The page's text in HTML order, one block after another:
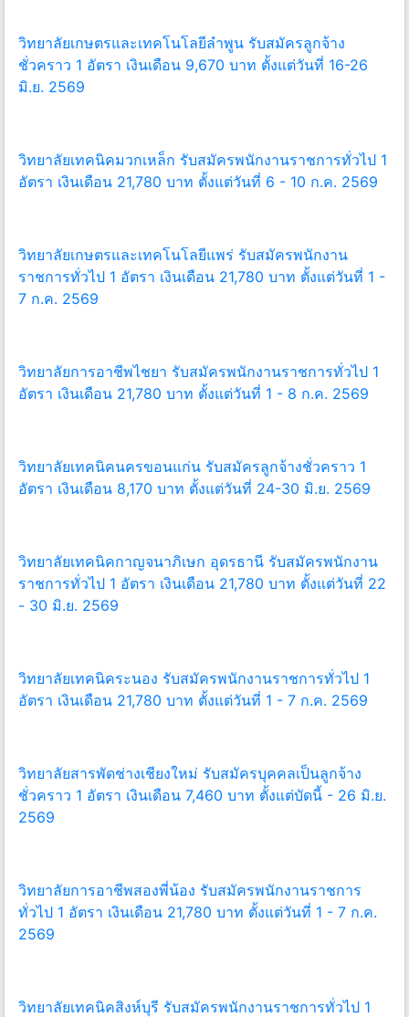
วิทยาลัยเกษตรและเทคโนโลยีลำพูน รับสมัครลูกจ้าง
ชั่วคราว 1 อัตรา เงินเดือน 9,670 บาท ตั้งแต่วันที่ 16-26
มิ.ย. 2569
วิทยาลัยเทคนิคมวกเหล็ก รับสมัครพนักงานราชการทั่วไป 1
อัตรา เงินเดือน 21,780 บาท ตั้งแต่วันที่ 6 - 10 ก.ค. 2569
วิทยาลัยเกษตรและเทคโนโลยีแพร่ รับสมัครพนักงาน
ราชการทั่วไป 1 อัตรา เงินเดือน 21,780 บาท ตั้งแต่วันที่ 1 -
7 ก.ค. 2569
วิทยาลัยการอาชีพไชยา รับสมัครพนักงานราชการทั่วไป 1
อัตรา เงินเดือน 21,780 บาท ตั้งแต่วันที่ 1 - 8 ก.ค. 2569
วิทยาลัยเทคนิคนครขอนแก่น รับสมัครลูกจ้างชั่วคราว 1
อัตรา เงินเดือน 8,170 บาท ตั้งแต่วันที่ 24-30 มิ.ย. 2569
วิทยาลัยเทคนิคกาญจนาภิเษก อุดรธานี รับสมัครพนักงาน
ราชการทั่วไป 1 อัตรา เงินเดือน 21,780 บาท ตั้งแต่วันที่ 22
- 30 มิ.ย. 2569
วิทยาลัยเทคนิคระนอง รับสมัครพนักงานราชการทั่วไป 1
อัตรา เงินเดือน 21,780 บาท ตั้งแต่วันที่ 1 - 7 ก.ค. 2569
วิทยาลัยสารพัดช่างเชียงใหม่ รับสมัครบุคคลเป็นลูกจ้าง
ชั่วคราว 1 อัตรา เงินเดือน 7,460 บาท ตั้งแต่บัดนี้ - 26 มิ.ย.
2569
วิทยาลัยการอาชีพสองพี่น้อง รับสมัครพนักงานราชการ
ทั่วไป 1 อัตรา เงินเดือน 21,780 บาท ตั้งแต่วันที่ 1 - 7 ก.ค.
2569
วิทยาลัยเทคนิคสิงห์บุรี รับสมัครพนักงานราชการทั่วไป 1